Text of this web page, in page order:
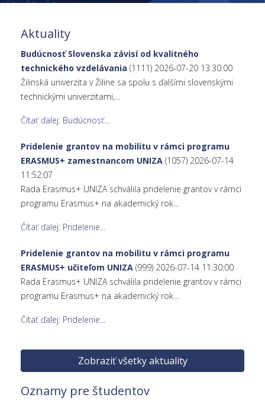
Aktuality
Budúcnosť Slovenska závisí od kvalitného
technického vzdelávania (1111) 2026-07-20 13:30:00
Žilinská univerzita v Žiline sa spolu s ďalšími slovenskými
technickými univerzitami,...
Čítať ďalej: Budúcnosť...
Pridelenie grantov na mobilitu v rámci programu
ERASMUS+ zamestnancom UNIZA (1057) 2026-07-14
11:52:07
Rada Erasmus+ UNIZA schválila pridelenie grantov v rámci
programu Erasmus+ na akademický rok...
Čítať ďalej: Pridelenie...
Pridelenie grantov na mobilitu v rámci programu
ERASMUS+ učiteľom UNIZA (999) 2026-07-14 11:30:00
Rada Erasmus+ UNIZA schválila pridelenie grantov v rámci
programu Erasmus+ na akademický rok...
Čítať ďalej: Pridelenie...
Zobraziť všetky aktuality
Oznamy pre študentov